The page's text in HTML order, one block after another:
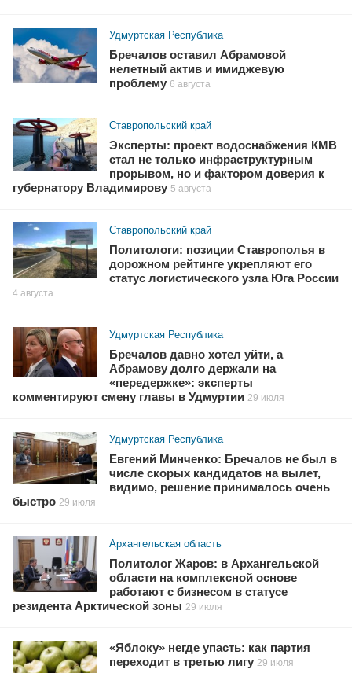
Удмуртская Республика
Бречалов оставил Абрамовой
нелетный актив и имиджевую
проблему 6 августа
Ставропольский край
Эксперты: проект водоснабжения КМВ
стал не только инфраструктурным
прорывом, но и фактором доверия к
губернатору Владимирову 5 августа
Ставропольский край
Политологи: позиции Ставрополья в
дорожном рейтинге укрепляют его
статус логистического узла Юга России
4 августа
Удмуртская Республика
Бречалов давно хотел уйти, а
Абрамову долго держали на
«передержке»: эксперты
комментируют смену главы в Удмуртии 29 июля
Удмуртская Республика
Евгений Минченко: Бречалов не был в
числе скорых кандидатов на вылет,
видимо, решение принималось очень
быстро 29 июля
Архангельская область
Политолог Жаров: в Архангельской
области на комплексной основе
работают с бизнесом в статусе
резидента Арктической зоны 29 июля
«Яблоку» негде упасть: как партия
переходит в третью лигу 29 июля